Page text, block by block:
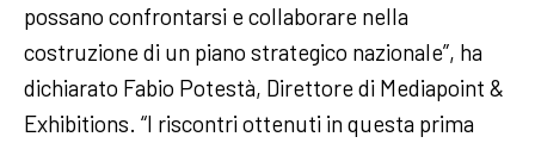
possano confrontarsi e collaborare nella
costruzione di un piano strategico nazionale”, ha
dichiarato Fabio Potestà, Direttore di Mediapoint &
Exhibitions. “I riscontri ottenuti in questa prima